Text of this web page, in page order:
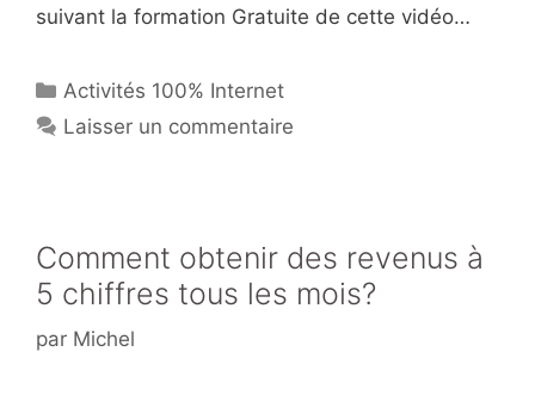
suivant la formation Gratuite de cette vidéo…
Catégories
Activités 100% Internet
Laisser un commentaire
Comment obtenir des revenus à
5 chiffres tous les mois?
par Michel